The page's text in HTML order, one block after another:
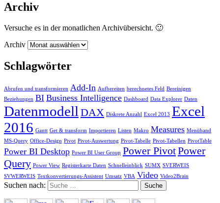
Archiv
Versuche es in der monatlichen Archivübersicht. 🙂
Archiv
Schlagwörter
Abrufen und transformieren Add-In Aufbereiten berechnetes Feld Bereinigen
Beziehungen BI Business Intelligence Dashboard Data Explorer Daten
Datenmodell DAX Diskrete Anzahl Excel 2013 Excel
2016 Gantt Get & transform Importieren Listen Makro Measures Menüband
MS-Query Office-Design Pivot Pivot-Auswertung Pivot-Tabelle Pivot-Tabellen PivotTable
Power BI Desktop Power BI User Group Power PivotPower
Query Power View Registerkarte Daten Schnelleinblick SUMX SVERWEIS
SVWERWEIS Textkonvertierungs-Assistent Umsatz VBA Video Video2Brain
Suchen nach: